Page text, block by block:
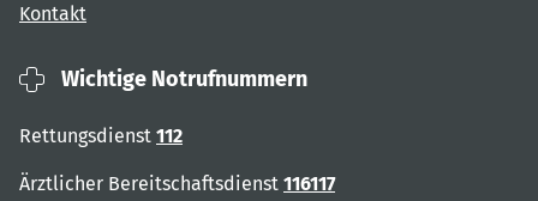
Kontakt
Wichtige Notrufnummern
Rettungsdienst 112
Ärztlicher Bereitschaftsdienst 116117